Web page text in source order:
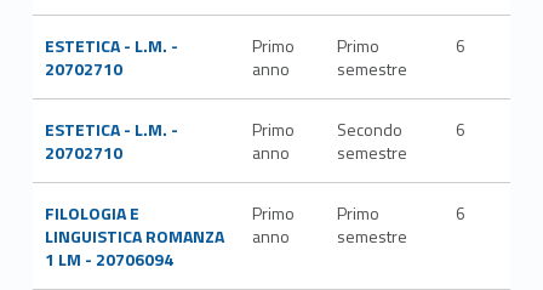
ESTETICA - L.M. -
20702710
Primo
anno
Primo
semestre
6
ESTETICA - L.M. -
20702710
Primo
anno
Secondo
semestre
6
FILOLOGIA E
LINGUISTICA ROMANZA
1 LM - 20706094
Primo
anno
Primo
semestre
6